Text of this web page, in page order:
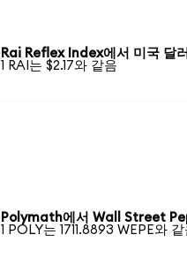
Rai Reflex Index에서 미국 달러
1 RAI는 $2.17와 같음
Polymath에서 Wall Street
1 POLY는 1711.8893 WEPE와 같